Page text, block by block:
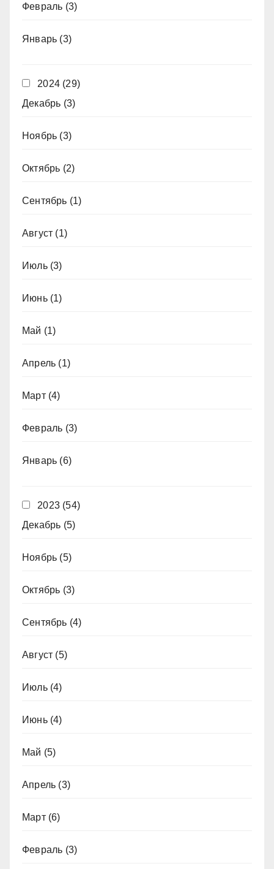
Февраль (3)
Январь (3)
2024 (29)
Декабрь (3)
Ноябрь (3)
Октябрь (2)
Сентябрь (1)
Август (1)
Июль(3)
Июнь(1)
Май (1)
Апрель (1)
Март(4)
Февраль (3)
Январь (6)
2023 (54)
Декабрь (5)
Ноябрь (5)
Октябрь (3)
Сентябрь (4)
Август (5)
Июль(4)
Июнь(4)
Май (5)
Апрель (3)
Март(6)
Февраль (3)